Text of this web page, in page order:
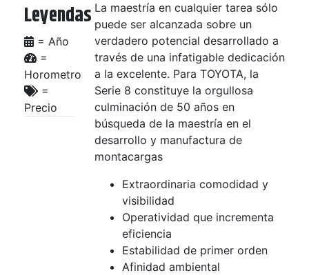
Leyendas
= A­ño
=
Horometro
=
Precio
La maestría en cualquier tarea sólo
puede ser alcanzada sobre un
verdadero potencial desarrollado a
través de una infatigable dedicación
a la excelente. Para TOYOTA, la
Serie 8 constituye la orgullosa
culminación de 50 años en
búsqueda de la maestría en el
desarrollo y manufactura de
montacargas
Extraordinaria comodidad y
visibilidad
Operatividad que incrementa
eficiencia
Estabilidad de primer orden
Afinidad ambiental